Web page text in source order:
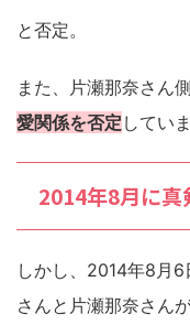
と否定。
また、片瀬那奈さん
愛関係を否定 してい
2014年8月に真
しかし、2014年8月
さんと片瀬那奈さん